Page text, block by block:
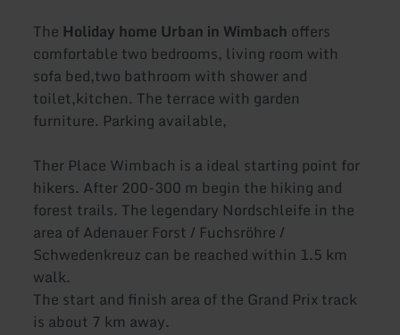
The Holiday home Urban in Wimbach offers
comfortable two bedrooms, living room with
sofa bed,two bathroom with shower and
toilet,kitchen. The terrace with garden
furniture. Parking available,
Ther Place Wimbach is a ideal starting point for
hikers. After 200-300 m begin the hiking and
forest trails. The legendary Nordschleife in the
area of Adenauer Forst / Fuchsröhre /
Schwedenkreuz can be reached within 1.5 km
walk.
The start and finish area of the Grand Prix track
is about 7 km away.